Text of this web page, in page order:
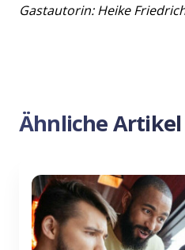
Gastautorin: Heike
Ähnliche Artikel